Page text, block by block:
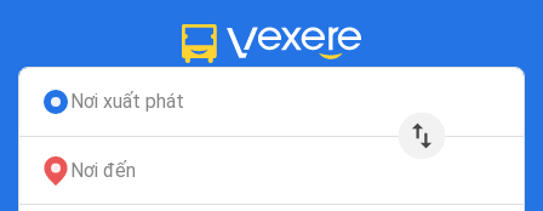
Nơi xuất phát
Nơi đến